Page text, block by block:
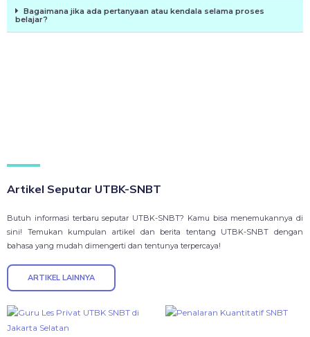
Bagaimana jika ada pertanyaan atau kendala selama proses
belajar?
Artikel Seputar UTBK-SNBT
Butuh informasi terbaru seputar UTBK-SNBT? Kamu bisa menemukannya di
sini! Temukan kumpulan artikel dan berita tentang UTBK-SNBT dengan
bahasa yang mudah dimengerti dan tentunya terpercaya!
ARTIKEL LAINNYA